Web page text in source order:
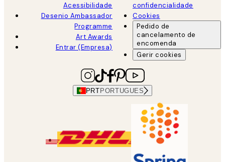
Acessibilidade
Desenio Ambassador
Programme
Art Awards
Entrar (Empresa)
confidencialidade
Cookies
Pedido de
cancelamento de
encomenda
Gerir cookies
PRT PORTUGUES